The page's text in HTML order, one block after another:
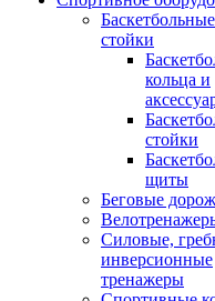
стойки
кольца и
стойки
щиты
Беговые
Силовые,
инверсионные
тренажеры